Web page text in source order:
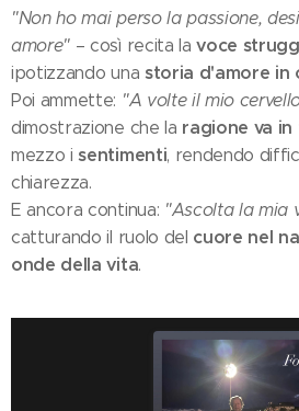
"Non ho mai perso la passione,
amore" – così recita lavoce
ipotizzando una storia d'amore in
Poi ammette: "A volte il mio
dimostrazione che la ragione va in
mezzo isentimenti, rendendo
chiarezza.
E ancora continua: "Ascolta la mia
catturando il ruolo del cuore nel
onde della vita.